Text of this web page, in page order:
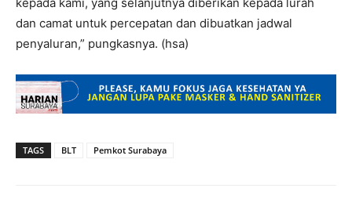
dan camat untuk percepatan dan dibuatkan jadwal
penyaluran,” pungkasnya. (hsa)
TAGS BLT Pemkot Surabaya